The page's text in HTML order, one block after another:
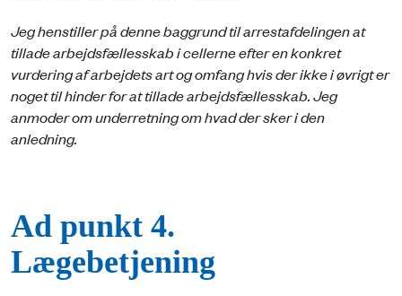
Jeg henstiller på denne baggrund til arrestafdelingen at
tillade arbejdsfællesskab i cellerne efter en konkret
vurdering af arbejdets art og omfang hvis der ikke i øvrigt er
noget til hinder for at tillade arbejdsfællesskab. Jeg
anmoder om underretning om hvad der sker i den
anledning.
Ad punkt 4.
Lægebetjening